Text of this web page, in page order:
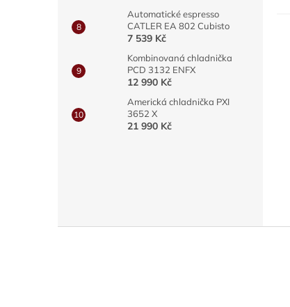
Automatické espresso
CATLER EA 802 Cubisto
7 539 Kč
Kombinovaná chladnička
PCD 3132 ENFX
12 990 Kč
Americká chladnička PXI
3652 X
21 990 Kč